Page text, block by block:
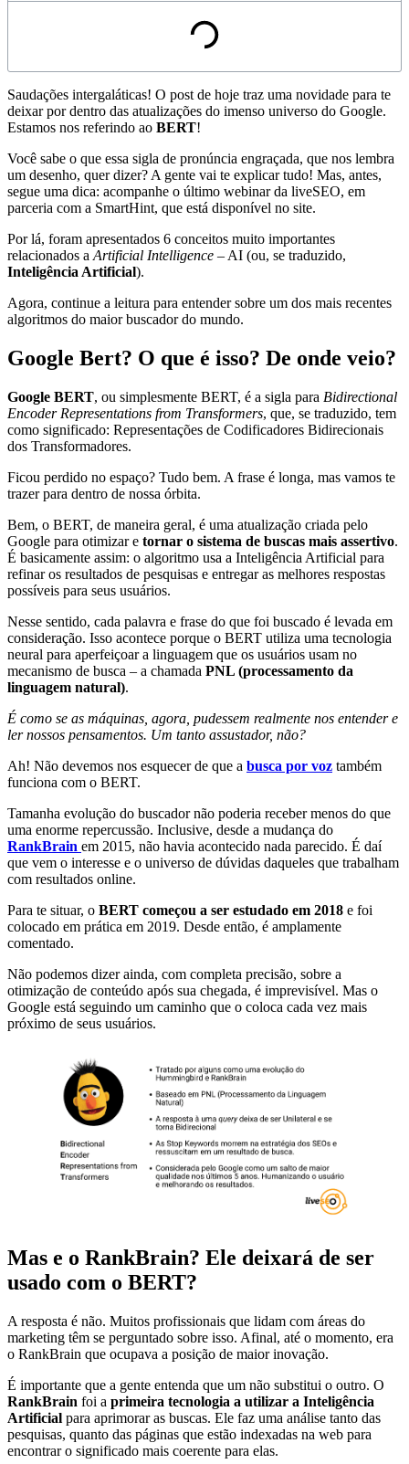
Saudações intergaláticas! O post de hoje traz uma novidade para te
deixar por dentro das atualizações do imenso universo do Google.
Estamos nos referindo ao BERT!
Você sabe o que essa sigla de pronúncia engraçada, que nos lembra
um desenho, quer dizer? A gente vai te explicar tudo! Mas, antes,
segue uma dica: acompanhe o último webinar da liveSEO, em
parceria com a SmartHint, que está disponível no site.
Por lá, foram apresentados 6 conceitos muito importantes
relacionados aArtificial Intelligence – AI (ou, se traduzido,
Inteligência Artificial).
Agora, continue a leitura para entender sobre um dos mais recentes
algoritmos do maior buscador do mundo.
Google Bert? O que é isso? De onde veio?
Google BERT, ou simplesmente BERT, é a sigla para Bidirectional
Encoder Representations from Transformers, que, se traduzido, tem
como significado: Representações de Codificadores Bidirecionais
dos Transformadores.
Ficou perdido no espaço? Tudo bem. A frase é longa, mas vamos te
trazer para dentro de nossa órbita.
Bem, o BERT, de maneira geral, é uma atualização criada pelo
Google para otimizar e tornar o sistema de buscas mais assertivo.
É basicamente assim: o algoritmo usa a Inteligência Artificial para
refinar os resultados de pesquisas e entregar as melhores respostas
possíveis para seus usuários.
Nesse sentido, cada palavra e frase do que foi buscado é levada em
consideração. Isso acontece porque o BERT utiliza uma tecnologia
neural para aperfeiçoar a linguagem que os usuários usam no
mecanismo de busca – a chamada PNL (processamento da
linguagem natural).
É como se as máquinas, agora, pudessem realmente nos entender e
ler nossos pensamentos. Um tanto assustador, não?
Ah! Não devemos nos esquecer de que a busca por voz também
funciona com o BERT.
Tamanha evolução do buscador não poderia receber menos do que
uma enorme repercussão. Inclusive, desde a mudança do
RankBrain em 2015, não havia acontecido nada parecido. É daí
que vem o interesse e o universo de dúvidas daqueles que trabalham
com resultados online.
Para te situar, o BERT começou a ser estudado em 2018 e foi
colocado em prática em 2019. Desde então, é amplamente
comentado.
Não podemos dizer ainda, com completa precisão, sobre a
otimização de conteúdo após sua chegada, é imprevisível. Mas o
Google está seguindo um caminho que o coloca cada vez mais
próximo de seus usuários.
Mas e o RankBrain? Ele deixará de ser
usado com o BERT?
A resposta é não. Muitos profissionais que lidam com áreas do
marketing têm se perguntado sobre isso. Afinal, até o momento, era
o RankBrain que ocupava a posição de maior inovação.
É importante que a gente entenda que um não substitui o outro. O
RankBrain foi a primeira tecnologia a utilizar a Inteligência
Artificial para aprimorar as buscas. Ele faz uma análise tanto das
pesquisas, quanto das páginas que estão indexadas na web para
encontrar o significado mais coerente para elas.